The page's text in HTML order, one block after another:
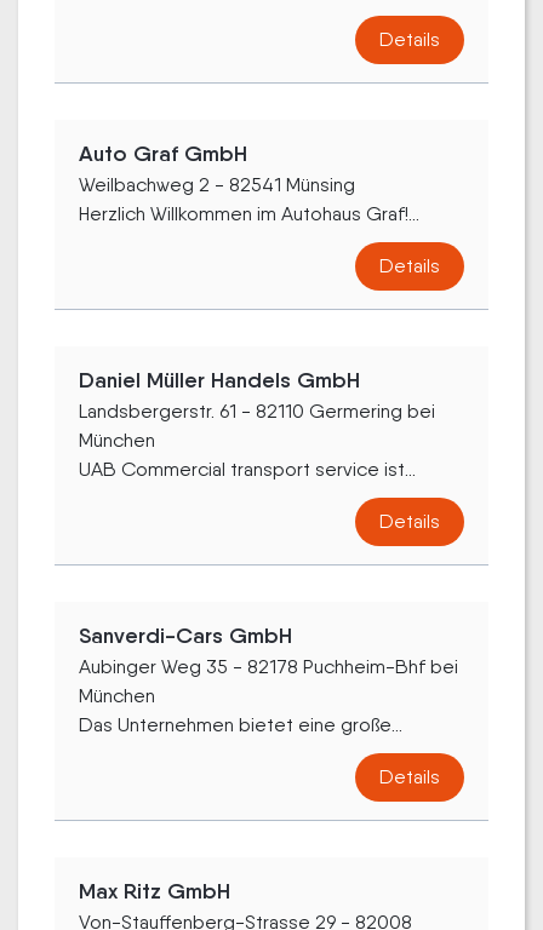
Details
Auto Graf GmbH
Weilbachweg 2 - 82541 Münsing
Herzlich Willkommen im Autohaus Graf!...
Details
Daniel Müller Handels GmbH
Landsbergerstr. 61 - 82110 Germering bei
München
UAB Commercial transport service ist...
Details
Sanverdi-Cars GmbH
Aubinger Weg 35 - 82178 Puchheim-Bhf bei
München
Das Unternehmen bietet eine große...
Details
Max Ritz GmbH
Von-Stauffenberg-Strasse 29 - 82008